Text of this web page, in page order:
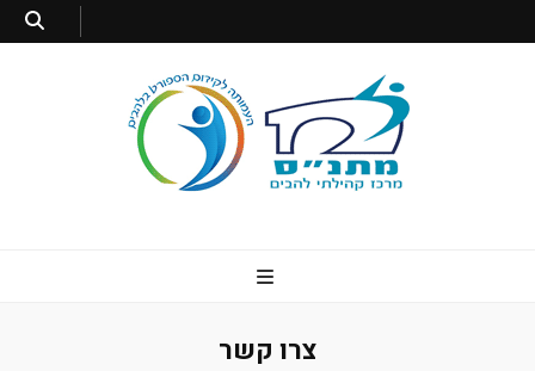
צרו קשר